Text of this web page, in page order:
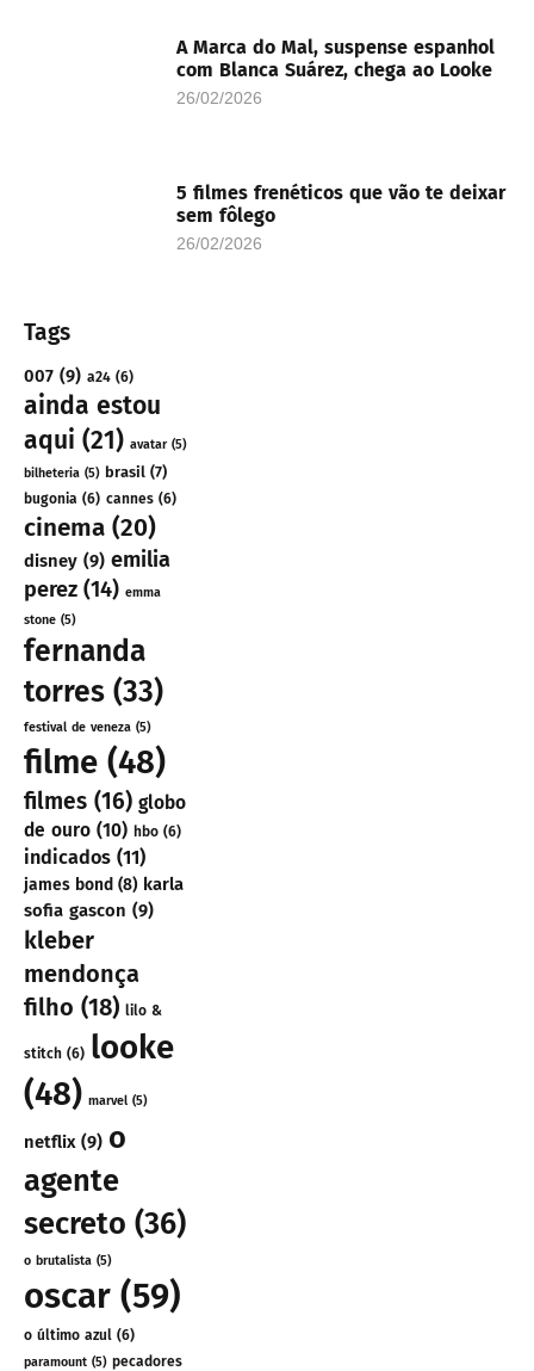
A Marca do Mal, suspense espanhol
com Blanca Suárez, chega ao Looke
26/02/2026
5 filmes frenéticos que vão te deixar
sem fôlego
26/02/2026
Tags
007 (9) a24 (6)
ainda estou
aqui (21) avatar(5)
bilheteria (5) brasil (7)
bugonia (6) cannes (6)
cinema (20)
disney (9) emilia
perez (14) emma
stone (5)
fernanda
torres (33)
festival de veneza (5)
filme (48)
filmes (16) globo
de ouro (10) hbo (6)
indicados (11)
james bond (8) karla
sofia gascon (9)
kleber
mendonça
filho (18) lilo &
stitch (6) looke
(48) marvel (5)
netflix(9) o
agente
secreto (36)
o brutalista (5)
oscar (59)
o último azul (6)
paramount (5) pecadores